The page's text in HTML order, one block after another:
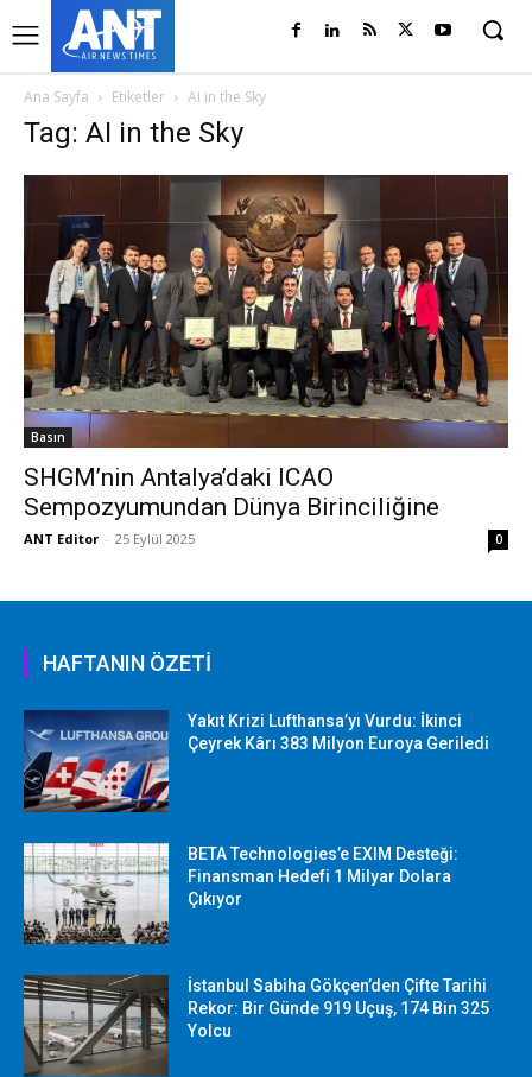
Ana Sayfa Etiketler AI in the Sky
Tag: AI in the Sky
Basın
SHGM’nin Antalya’daki ICAO
Sempozyumundan Dünya Birinciliğine
ANT Editor - 25 Eylül 2025 0
HAFTANIN ÖZETİ
Yakıt Krizi Lufthansa’yı Vurdu: İkinci
Çeyrek Kârı 383 Milyon Euroya Geriledi
BETA Technologies’e EXIM Desteği:
Finansman Hedefi 1 Milyar Dolara
Çıkıyor
İstanbul Sabiha Gökçen’den Çifte Tarihi
Rekor: Bir Günde 919 Uçuş, 174 Bin 325
Yolcu